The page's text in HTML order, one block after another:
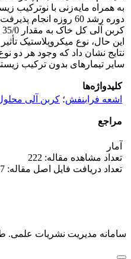
نتایج نشان داد که وجود هر دو
سایر تیمارهای بدون ترکیب زیستی شده است،
کلیدواژه‌ها
اشعه فرابنفش؛ کربن آلی
مراجع
آمار
تعداد مشاهده مقاله: 222
تعداد دریافت فایل اصل مقاله: 157
سامانه مدیریت نشریات علمی.